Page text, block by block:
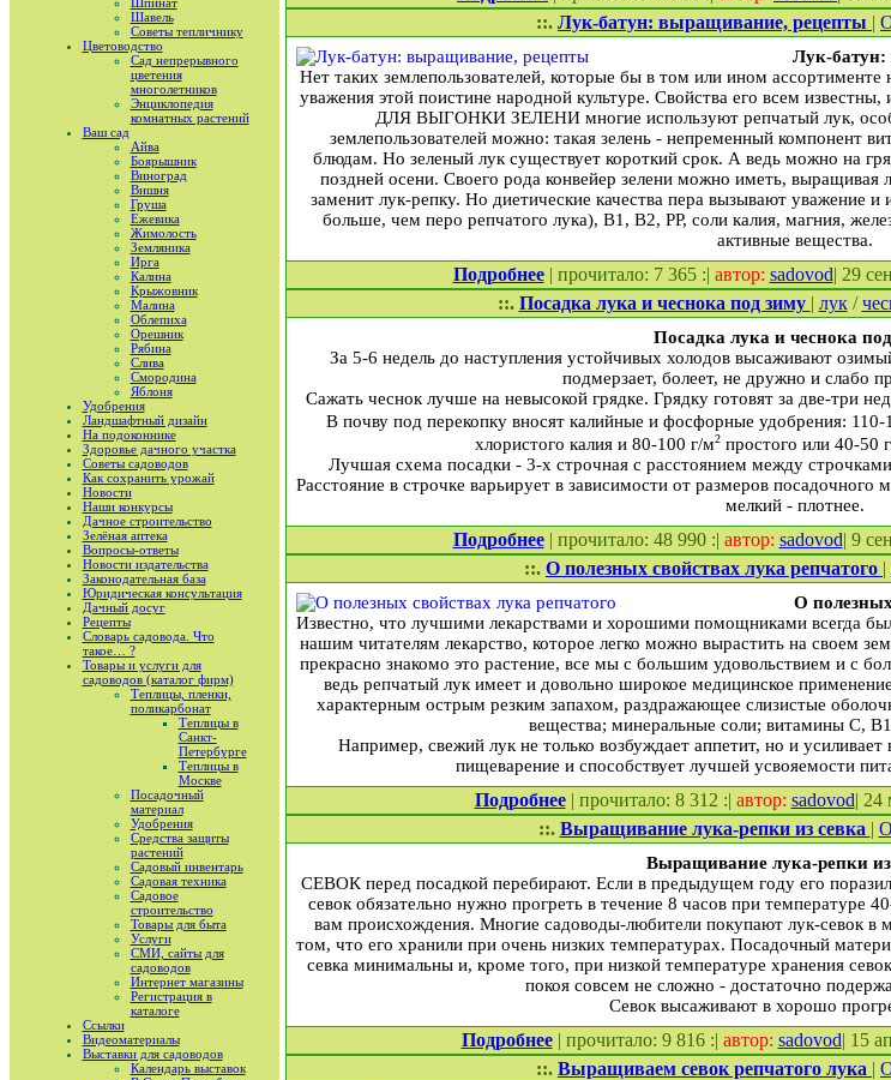
Шавель
Советы тепличнику
Цветоводство
Сад непрерывного
цветения
многолетников
Энциклопедия
комнатных растений
Ваш сад
Айва
Боярышник
Виноград
Вишня
Груша
Ежевика
Жимолость
Земляника
Ирга
Калина
Крыжовник
Малина
Облепиха
Орешник
Рябина
Слива
Смородина
Яблоня
Удобрения
Ландшафтный дизайн
На подоконнике
Здоровье дачного участка
Советы садоводов
Как сохранить урожай
Новости
Наши конкурсы
Дачное строительство
Зелёная аптека
Вопросы-ответы
Новости издательства
Законодательная база
Юридическая консультация
Дачный досуг
Рецепты
Словарь садовода. Что
такое… ?
Товары и услуги для
садоводов (каталог фирм)
Теплицы, пленки,
поликарбонат
Теплицы в
Санкт-
Петербурге
Теплицы в
Москве
Посадочный
материал
Удобрения
Средства защиты
растений
Садовый инвентарь
Садовая техника
Садовое
строительство
Товары для быта
Услуги
СМИ, сайты для
садоводов
Интернет магазины
Регистрация в
каталоге
Ссылки
Видеоматериалы
Выставки для садоводов
Календарь выставок
::. Лук-батун: выращивание, рецепты |
Лук-
Нет таких землепользователей, которые бы в том или ином ассортименте
уважения этой поистине народной культуре. Свойства его всем
ДЛЯ ВЫГОНКИ ЗЕЛЕНИ многие используют репчатый лук,
землепользователей можно: такая зелень - непременный компонент
блюдам. Но зеленый лук существует короткий срок. А ведь можно на
поздней осени. Своего рода конвейер зелени можно иметь, выращивая
заменит лук-репку. Но диетические качества пера вызывают уважение
больше, чем перо репчатого лука), В1, В2, РР, соли калия, магния,
активные вещества.
Подробнее| прочитало: 7 365 :| автор: sadovod| 29
::. Посадка лука и чеснока под зиму | лук/
Посадка лука и чеснока
За 5-6 недель до наступления устойчивых холодов высаживают
подмерзает, болеет, не дружно и слабо
Сажать чеснок лучше на невысокой грядке. Грядку готовят за две-три
В почву под перекопку вносят калийные и фосфорные удобрения: 110-
хлористого калия и 80-100 г/м2 простого или 40-50
Лучшая схема посадки - 3-х строчная с расстоянием между
Расстояние в строчке варьирует в зависимости от размеров посадочного
мелкий - плотнее.
Подробнее| прочитало: 48 990 :| автор: sadovod| 9
::. О полезных свойствах лука репчатого |
О полезных
Известно, что лучшими лекарствами и хорошими помощниками всегда
нашим читателям лекарство, которое легко можно вырастить на своем
прекрасно знакомо это растение, все мы с большим удовольствием и с
ведь репчатый лук имеет и довольно широкое медицинское
характерным острым резким запахом, раздражающее слизистые
вещества; минеральные соли; витамины С,
Например, свежий лук не только возбуждает аппетит, но и
пищеварение и способствует лучшей усвояемости
Подробнее| прочитало: 8 312 :| автор: sadovod| 24
::. Выращивание лука-репки из севка |
Выращивание лука-репки из
СЕВОК перед посадкой перебирают. Если в предыдущем году его
севок обязательно нужно прогреть в течение 8 часов при температуре
вам происхождения. Многие садоводы-любители покупают лук-севок в
том, что его хранили при очень низких температурах. Посадочный
севка минимальны и, кроме того, при низкой температуре хранения
покоя совсем не сложно - достаточно
Севок высаживают в хорошо
Подробнее| прочитало: 9 816 :| автор: sadovod| 15
::. Выращиваем севок репчатого лука |